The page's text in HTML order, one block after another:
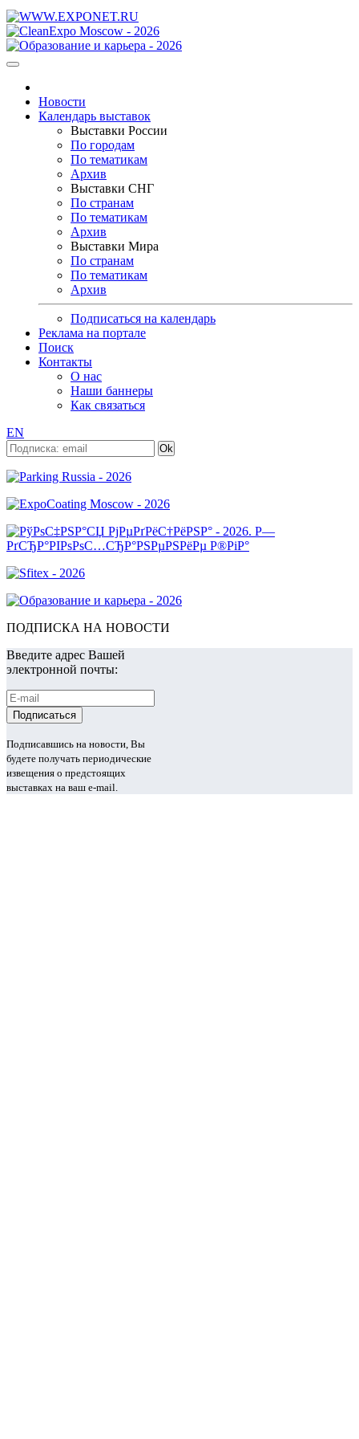
Новости
Календарь выставок
Выставки России
По городам
По тематикам
Архив
Выставки СНГ
По странам
По тематикам
Архив
Выставки Мира
По странам
По тематикам
Архив
Подписаться на календарь
Реклама на портале
Поиск
Контакты
О нас
Наши баннеры
Как связаться
EN
ПОДПИСКА НА НОВОСТИ
Введите адрес Вашей
электронной почты:
Подписавшись на новости, Вы
будете получать периодические
извещения о предстоящих
выставках на ваш e-mail.